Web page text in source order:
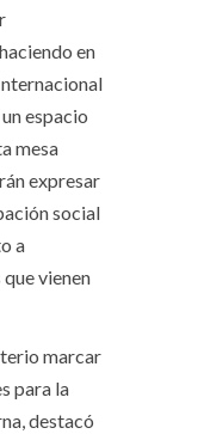
en
espacio
mesa
expresar
social
a
vienen
marcar
para la
destacó